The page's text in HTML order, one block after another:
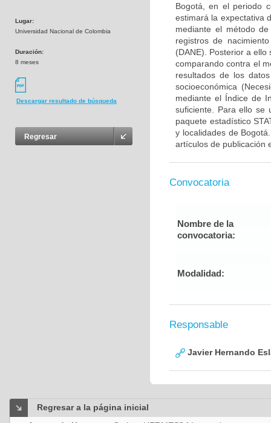
Lugar:
Universidad Nacional de Colombia
Duración:
8 meses
Descargar resultado de búsqueda
Regresar
Bogotá, en el periodo
estimará la expectativa
mediante el método
registros de
(DANE). Posterior a
comparando contra el
resultados de los
socioeconómica
mediante el Índice de
suficiente. Para ello se
paquete estadístico
y localidades de
artículos de publicación
Convocatoria
Nombre de la
convocatoria:
Modalidad:
Responsable
Javier Hernando
Regresar a la página inicial